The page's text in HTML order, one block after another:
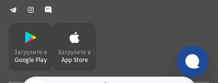
Загрузите в
Google Play
Загрузите в
App Store